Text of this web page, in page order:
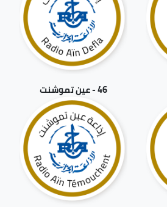
46 - عين تموشنت